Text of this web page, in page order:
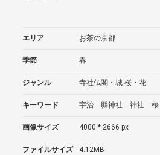
エリア お茶の京都
季節 春
ジャンル 寺社仏閣・城 桜・花
キーワード 宇治 縣神社 神社
画像サイズ 4000 * 2666 px
ファイルサイズ 4.12MB